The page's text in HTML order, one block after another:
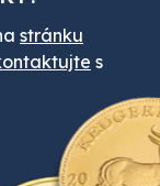
stránku
s